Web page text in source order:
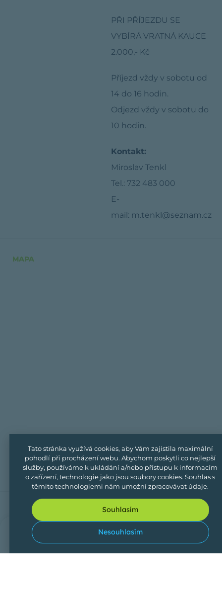
Přihlášení
PŘI PŘÍJEZDU SE
VYBÍRÁ VRATNÁ KAUCE
2.000,- Kč
Příjezd vždy v sobotu od
14 do 16 hodin.
Odjezd vždy v sobotu do
10 hodin.
Kontakt:
Miroslav Tenkl
Tel.: 732 483 000
E-
mail: m.tenkl@seznam.cz
MAPA
SDÍLEJTE NÁS
Tato stránka využívá cookies, aby Vám zajistila maximální
pohodlí při procházení webu. Abychom poskytli co nejlepší
služby, používáme k ukládání a/nebo přístupu k informacím
o zařízení, technologie jako jsou soubory cookies. Souhlas s
těmito technologiemi nám umožní zpracovávat údaje.
Souhlasím
Nesouhlasím